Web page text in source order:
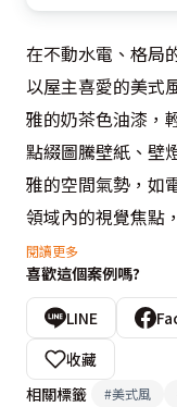
在不動水電、格局
以屋主喜愛的美式
雅的奶茶色油漆，
點綴圖騰壁紙、壁
雅的空間氣勢，如
領域內的視覺焦點
完美工藝。
因女主人身為鋼
全室格局動線，於
方設置造型展示架
閱讀更多
喜歡這個案例嗎?
LINE
收藏
相關標籤
#美式風